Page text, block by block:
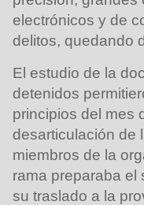
electrónicos y de
delitos, quedando
El estudio de la
detenidos
principios del mes
desarticulación de
miembros de la
rama preparaba el
su traslado a la